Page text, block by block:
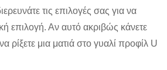
τις επιλογές σας για να
επιλογή. Αν αυτό ακριβώς κάνετε
ρίξετε μια ματιά στο γυαλί προφίλ U